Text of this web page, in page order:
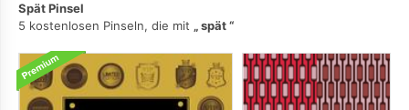
Spät Pinsel
5 kostenlosen Pinseln, die mit
spät